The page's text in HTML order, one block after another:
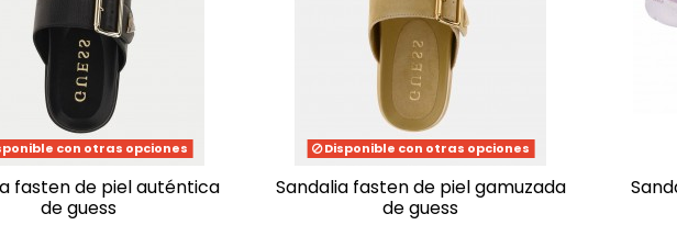
con otras opciones
de guess
Disponible con otras opciones
sandalia fasten de piel gamuzada
de guess
sandalia go walk flex - holly de